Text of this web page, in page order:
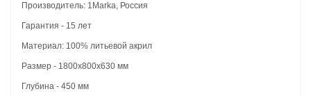
Производитель: 1Marka, Россия
Гарантия - 15 лет
Материал: 100% литьевой акрил
Размер - 1800x800x630 мм
Глубина - 450 мм